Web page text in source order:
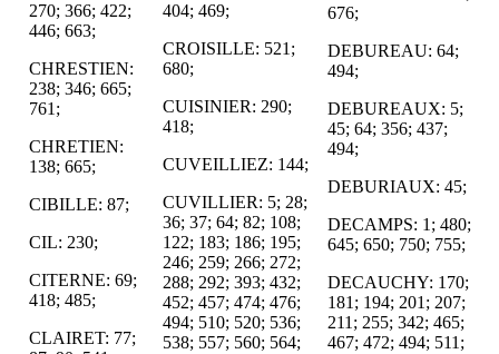
270; 366; 422;
446; 663;
CHRESTIEN:
238; 346; 665;
761;
CHRETIEN:
138; 665;
CIBILLE: 87;
CIL: 230;
CITERNE: 69;
418; 485;
CLAIRET: 77;
404; 469;
CROISILLE: 521;
680;
CUISINIER: 290;
418;
CUVEILLIEZ: 144;
CUVILLIER: 5; 28;
36; 37; 64; 82; 108;
122; 183; 186; 195;
246; 259; 266; 272;
288; 292; 393; 432;
452; 457; 474; 476;
494; 510; 520; 536;
538; 557; 560; 564;
676;
DEBUREAU: 64;
494;
DEBUREAUX: 5;
45; 64; 356; 437;
494;
DEBURIAUX: 45;
DECAMPS: 1; 480;
645; 650; 750; 755;
DECAUCHY: 170;
181; 194; 201; 207;
211; 255; 342; 465;
467; 472; 494; 511;